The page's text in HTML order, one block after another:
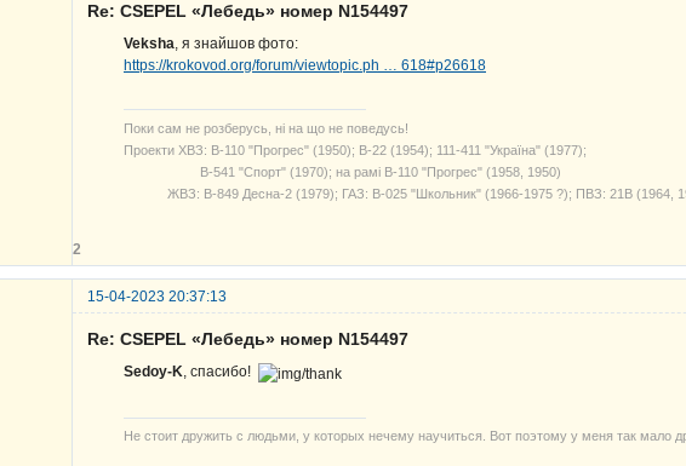
Re: CSEPEL «Лебедь» номер N154497
Veksha, я знайшов фото:
https://krokovod.org/forum/viewtopic.ph … 618#p26618
Поки сам не розберусь, ні на що не поведусь!
Проекти ХВЗ: В-110 "Прогрес" (1950); В-22 (1954); 111-411 "Україна" (1977);
В-541 "Спорт" (1970); на рамі В-110 "Прогрес" (1958, 1950)
ЖВЗ: В-849 Десна-2 (1979); ГАЗ: В-025 "Школьник" (1966-1975 ?); ПВЗ: 21В (1964,
2
15-04-2023 20:37:13
Re: CSEPEL «Лебедь» номер N154497
Sedoy-K, спасибо!
Не стоит дружить с людьми, у которых нечему научиться. Вот поэтому у меня так мало